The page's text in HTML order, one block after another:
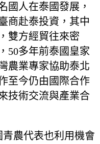
國人在泰國發展，
商赴泰投資，其中
雙方經貿往來密
50多年前泰國皇家
農業專家協助泰北
至今仍由國際合作
技術交流與產業合
農代表也利用機會